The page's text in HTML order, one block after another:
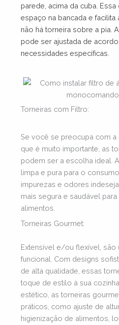
parede, acima da cuba.
espaço na bancada e facilita
não há torneira sobre a pia.
pode ser ajustada de
necessidades específicas.
Torneiras com Filtro:
Se você se preocupa com a
que é muito importante, as
podem ser a escolha ideal.
limpa e pura para o
impurezas e odores
mais segura e saudável
alimentos.
Torneiras Gourmet:
Extensível e/ou flexível, são
funcional. Com designs
de alta qualidade, essas
toque de estilo à sua
estético, as torneiras
práticos, como ajuste de
higienização de alimentos,